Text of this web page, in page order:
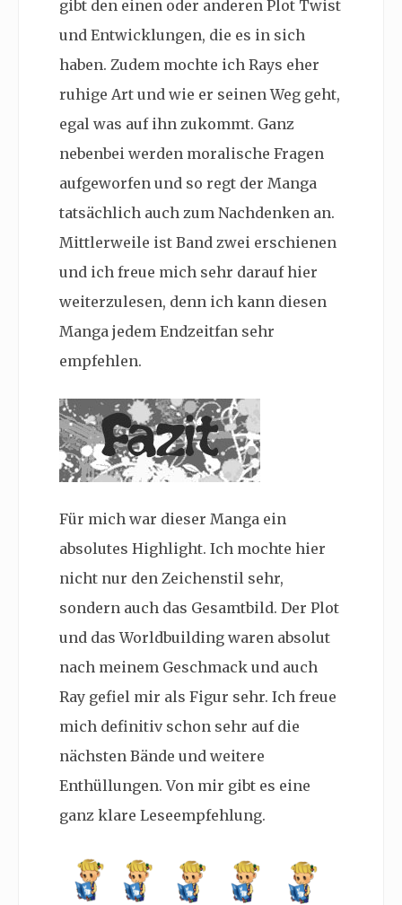
gibt den einen oder anderen Plot Twist
und Entwicklungen, die es in sich
haben. Zudem mochte ich Rays eher
ruhige Art und wie er seinen Weg geht,
egal was auf ihn zukommt. Ganz
nebenbei werden moralische Fragen
aufgeworfen und so regt der Manga
tatsächlich auch zum Nachdenken an.
Mittlerweile ist Band zwei erschienen
und ich freue mich sehr darauf hier
weiterzulesen, denn ich kann diesen
Manga jedem Endzeitfan sehr
empfehlen.
Für mich war dieser Manga ein
absolutes Highlight. Ich mochte hier
nicht nur den Zeichenstil sehr,
sondern auch das Gesamtbild. Der Plot
und das Worldbuilding waren absolut
nach meinem Geschmack und auch
Ray gefiel mir als Figur sehr. Ich freue
mich definitiv schon sehr auf die
nächsten Bände und weitere
Enthüllungen. Von mir gibt es eine
ganz klare Leseempfehlung.